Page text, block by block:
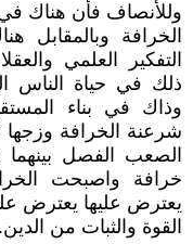
وللأنصاف فأن هناك
الخرافة
التفكير العلمي
ذلك في حياة الناس
وذاك في بناء
شرعنة الخرافة
الصعب الفصل
خرافة واصبحت
يعترض عليها يعترض
القوة والثبات من الدين.